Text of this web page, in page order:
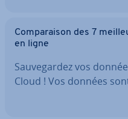
Com­pa­rai­son des 7
en ligne
Sau­ve­gar­dez vos
Cloud ! Vos données